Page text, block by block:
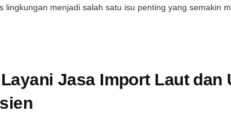
lingkungan menjadi salah satu isu penting yang semakin
Jasa Import Laut dan